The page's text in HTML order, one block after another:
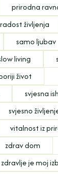
prirodna
radost življenja
samo ljubav
living
život
svjesna
svjesno
vitalnost iz
zdrav dom
zdravlje je moj